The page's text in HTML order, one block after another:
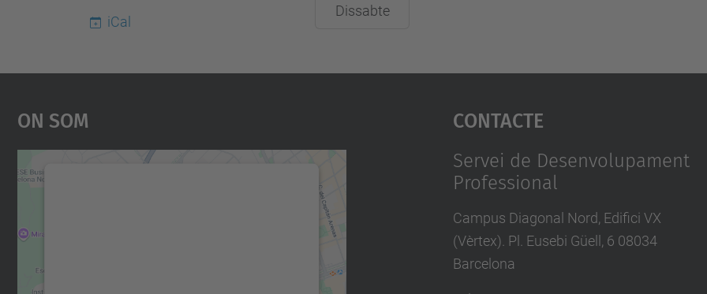
Dissabte
iCal
On Som Contacte
Servei de Desenvolupament
Professional
Campus Diagonal Nord, Edifici VX
(Vèrtex). Pl. Eusebi Güell, 6 08034
Barcelona